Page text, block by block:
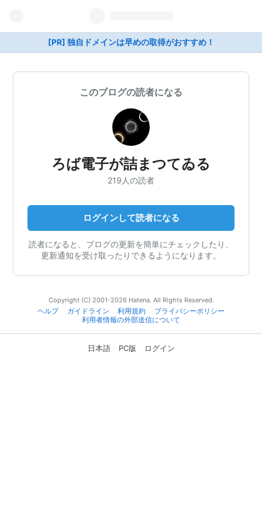
[PR] 独自ドメインは早めの取得がおすすめ！
このブログの読者になる
ろば電子が詰まつてゐる
219人の読者
ログインして読者になる
読者になると、ブログの更新を簡単にチェックしたり、
更新通知を受け取ったりできるようになります。
Copyright (C) 2001-2026 Hatena. All Rights Reserved.
ヘルプ
ガイドライン 利用規約
プライバシーポリシー
利用者情報の外部送信について
日本語 PC版 ログイン